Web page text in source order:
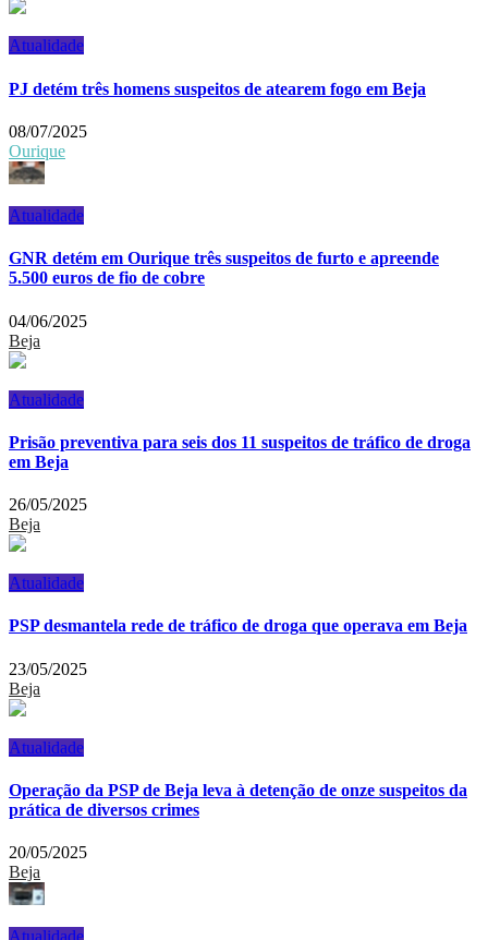
Atualidade
PJ detém três homens suspeitos de atearem fogo em Beja
08/07/2025
Ourique
Atualidade
GNR detém em Ourique três suspeitos de furto e apreende
5.500 euros de fio de cobre
04/06/2025
Beja
Atualidade
Prisão preventiva para seis dos 11 suspeitos de tráfico de droga
em Beja
26/05/2025
Beja
Atualidade
PSP desmantela rede de tráfico de droga que operava em Beja
23/05/2025
Beja
Atualidade
Operação da PSP de Beja leva à detenção de onze suspeitos da
prática de diversos crimes
20/05/2025
Beja
Atualidade